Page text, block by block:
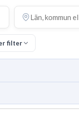
filter